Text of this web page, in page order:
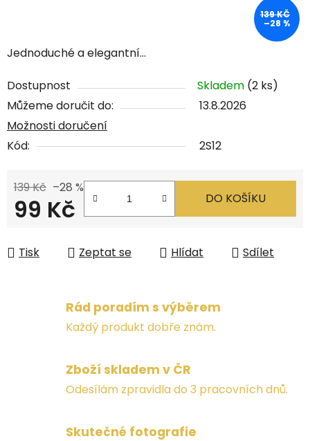
Jednoduché a elegantní...
Dostupnost Skladem (2 ks)
Můžeme doručit do:
13.8.2026
Možnosti doručení
Kód:
2S12
139 Kč –28 %
99 Kč DO KOŠÍKU
Tisk Zeptat se Hlídat Sdílet
139 KČ
–28 %
Rád poradím s výběrem
Každý produkt dobře znám.
Zboží skladem v ČR
Odesílám zpravidla do 3 pracovních dnů.
Skutečné fotografie